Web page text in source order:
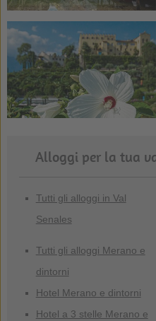
Alloggi per la tua
Tutti gli alloggi in Val
Senales
Tutti gli alloggi Merano e
dintorni
Hotel Merano e dintorni
Hotel a 3 stelle Merano e